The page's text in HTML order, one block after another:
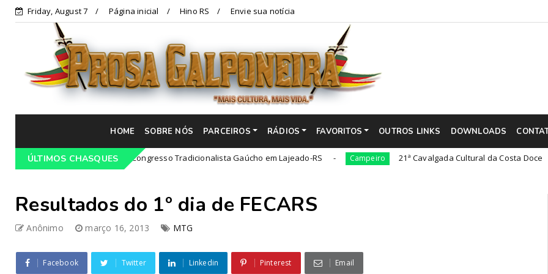
Friday, August 7 Página inicial Hino RS Envie sua notícia
HOME SOBRE NÓS PARCEIROS RÁDIOS FAVORITOS OUTROS LINKS DOWNLOADS
ÚLTIMOS CHASQUES
Programação do 68º Congresso Tradicionalista Gaúcho em Lajeado-RS Campeiro 21ª Cavalgada Cultural da Costa Doce
Resultados do 1º dia de FECARS
Anônimo março 16, 2013 MTG
Facebook Twitter Linkedin Pinterest Email